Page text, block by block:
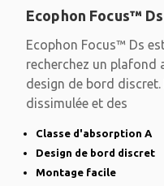
Ecophon Focus™ Ds
Ecophon Focus™ Ds
recherchez un plafond
design de bord
dissimulée et des
Classe d'absorption A
Design de bord discret
Montage facile